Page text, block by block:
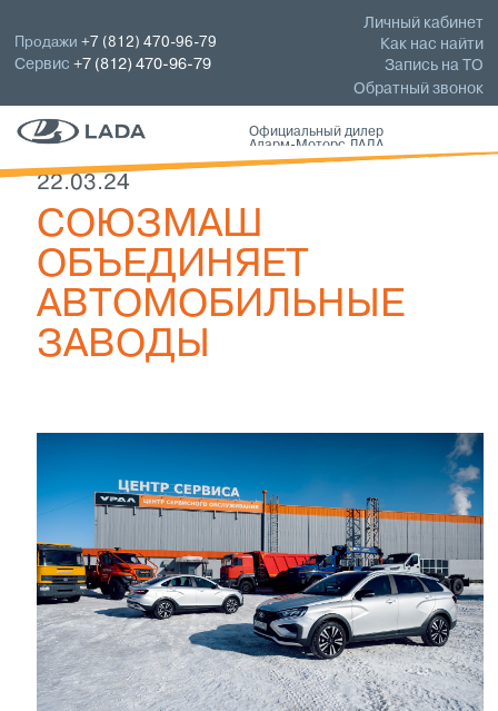
Личный кабинет
Как нас найти
Запись на ТО
Обратный звонок
Продажи+7 (812) 470-96-79
Сервис+7 (812) 470-96-79
Официальный дилер
Аларм-Моторс ЛАДА
22.03.24
СОЮЗМАШ
ОБЪЕДИНЯЕТ
АВТОМОБИЛЬНЫЕ
ЗАВОДЫ